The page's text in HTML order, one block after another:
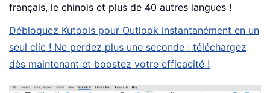
français, le chinois et plus de 40 autres langues !
Débloquez Kutools pour Outlook instantanément en un
seul clic ! Ne perdez plus une seconde : téléchargez
dès maintenant et boostez votre efficacité !